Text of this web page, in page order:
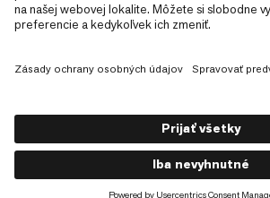
Cookies
Právne informácie
Zásady ochrany osobných údajov